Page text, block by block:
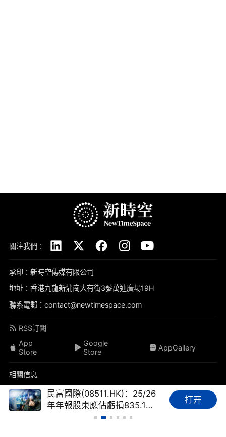
關注我們：
承印：新時空傳媒有限公司
地址：香港九龍新蒲崗大有街3號萬迪廣場19H
聯系電郵：contact@newtimespace.com
RSS訂閱
App
Store
Google
Store
AppGallery
相關信息
關於我們
免責聲明 隱私政策 聯系我們
加入我們
品牌素材
我要投稿 標籤庫 友情鏈接 財經FAQ
民富國際(08511.HK)：25/26
年年報股東應佔虧損835.1萬
港元，虧損同比收窄69.45%
打开